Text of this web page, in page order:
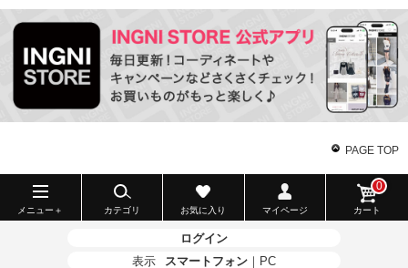
PAGE TOP
メニュー＋ カテゴリ お気に入り マイページ カート
0
ログイン
表示
スマートフォン ｜ PC